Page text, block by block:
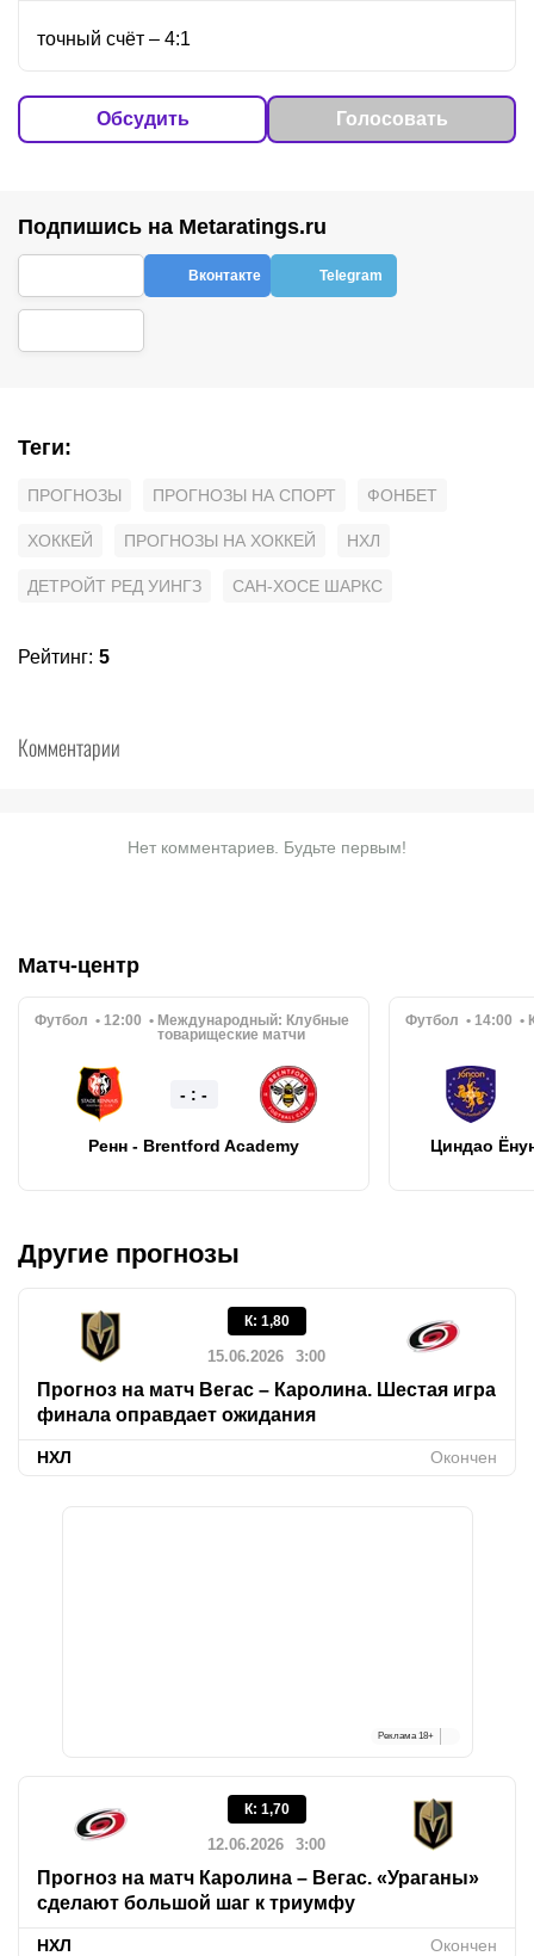
точный счёт – 4:1
Обсудить Голосовать
Подпишись на Metaratings.ru
Вконтакте Telegram
Теги:
ПРОГНОЗЫ ПРОГНОЗЫ НА СПОРТ ФОНБЕТ
ХОККЕЙ ПРОГНОЗЫ НА ХОККЕЙ НХЛ
ДЕТРОЙТ РЕД УИНГЗ САН-ХОСЕ ШАРКС
Рейтинг: 5
Комментарии
Нет комментариев. Будьте первым!
Матч-центр
Футбол 12:00 Международный: Клубные
товарищеские матчи
- : -
Ренн - Brentford Academy
Футбол 14:00
Циндао
Другие прогнозы
К: 1,80
15.06.2026 3:00
Прогноз на матч Вегас – Каролина. Шестая игра
финала оправдает ожидания
НХЛ Окончен
Реклама 18+
К: 1,70
12.06.2026 3:00
Прогноз на матч Каролина – Вегас. «Ураганы»
сделают большой шаг к триумфу
НХЛ Окончен